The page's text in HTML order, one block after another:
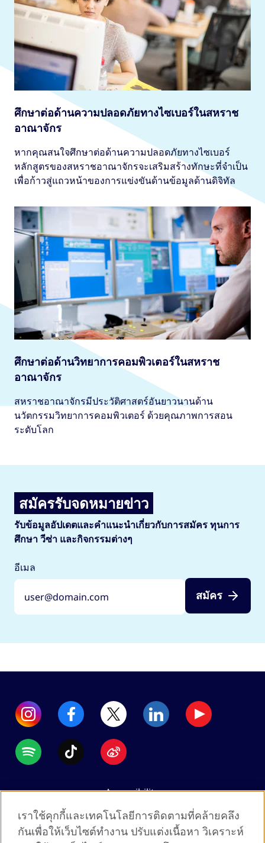
ศึกษาต่อด้านความปลอดภัยทางไซเบอร์ในสหราช
อาณาจักร
หากคุณสนใจศึกษาต่อด้านความปลอดภัยทางไซเบอร์
หลักสูตรของสหราชอาณาจักรจะเสริมสร้างทักษะที่จำเป็น
เพื่อก้าวสู่แถวหน้าของการแข่งขันด้านข้อมูลด้านดิจิทัล
ศึกษาต่อด้านวิทยาการคอมพิวเตอร์ในสหราช
อาณาจักร
สหราชอาณาจักรมีประวัติศาสตร์อันยาวนานด้าน
นวัตกรรมวิทยาการคอมพิวเตอร์ ด้วยคุณภาพการสอน
ระดับโลก
สมัครรับจดหมายข่าว
รับข้อมูลอัปเดตและคำแนะนำเกี่ยวกับการสมัคร ทุนการ
ศึกษา วีซ่า และกิจกรรมต่างๆ
อีเมล
สมัคร
Accessibility
Data protection
Terms of use
เราใช้คุกกี้และเทคโนโลยีการติดตามที่คล้ายคลึง
กันเพื่อให้เว็บไซต์ทำงาน ปรับแต่งเนื้อหา วิเคราะห์